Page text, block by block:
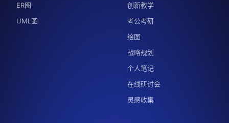
ER图
UML图
创新教学
考公考研
绘图
战略规划
个人笔记
在线研讨会
灵感收集